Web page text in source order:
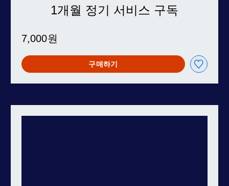
1개월 정기 서비스 구독
7,000원
구매하기